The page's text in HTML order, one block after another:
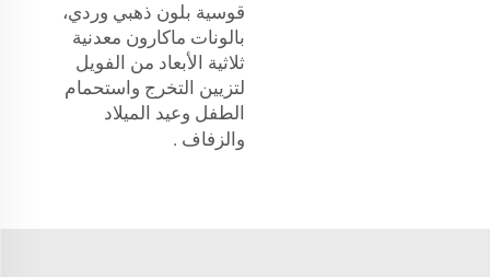
قوسية بلون ذهبي وردي،
بالونات ماكارون معدنية
ثلاثية الأبعاد من الفويل
لتزيين التخرج واستحمام
الطفل وعيد الميلاد
والزفاف .